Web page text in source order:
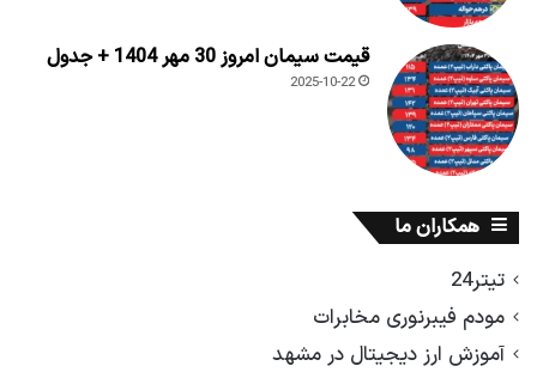
قیمت سیمان امروز 30 مهر 1404 + جدول
2025-10-22
همکاران ما
تیتر24
مودم فیبرنوری مخابرات
آموزش ارز دیجیتال در مشهد